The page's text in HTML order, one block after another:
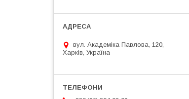
вул. Академіка Павлова, 120,
Харків, Україна